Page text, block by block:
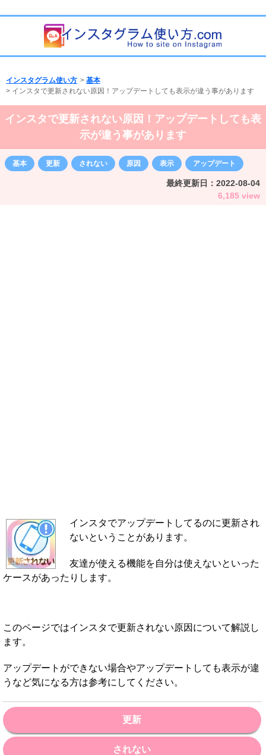
インスタグラム使い方 > 基本
> インスタで更新されない原因！アップデートしても表示が違う事があります
インスタで更新されない原因！アップデートしても表
示が違う事があります
基本 更新 されない 原因 表示 アップデート
最終更新日： 2022-08-04
6,185 view
インスタでアップデートしてるのに更新され
ないということがあります。
友達が使える機能を自分は使えないといった
ケースがあったりします。
このページではインスタで更新されない原因について解説し
ます。
アップデートができない場合やアップデートしても表示が違
うなど気になる方は参考にしてください。
更新
されない